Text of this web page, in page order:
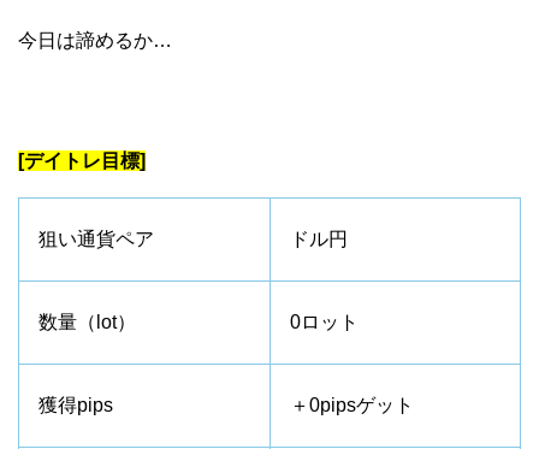
今日は諦めるか…
[デイトレ目標]
狙い通貨ペア ドル円
数量（lot） 0ロット
獲得pips ＋0pipsゲット